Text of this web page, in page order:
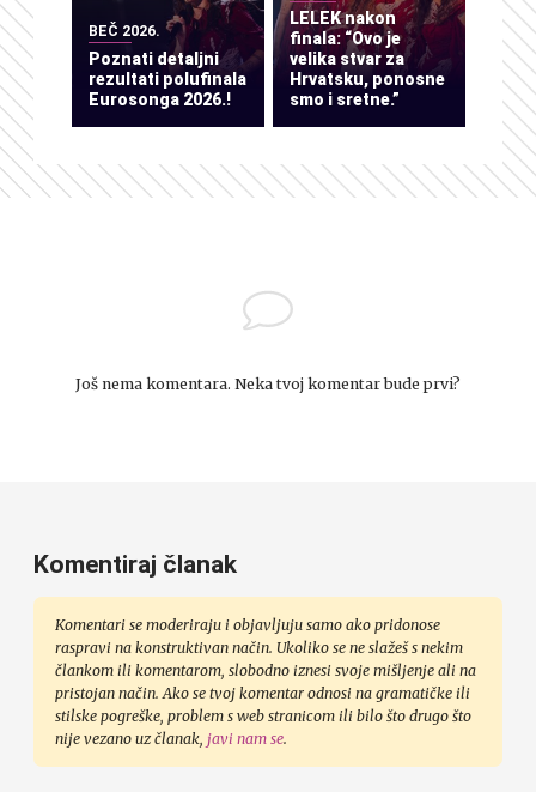
BEČ 2026.
Poznati detaljni
rezultati polufinala
Eurosonga 2026.!
LELEK nakon
finala: “Ovo je
velika stvar za
Hrvatsku, ponosne
smo i sretne.”
Još nema komentara. Neka tvoj komentar bude prvi?
Komentiraj članak
Komentari se moderiraju i objavljuju samo ako pridonose
raspravi na konstruktivan način. Ukoliko se ne slažeš s nekim
člankom ili komentarom, slobodno iznesi svoje mišljenje ali na
pristojan način. Ako se tvoj komentar odnosi na gramatičke ili
stilske pogreške, problem s web stranicom ili bilo što drugo što
nije vezano uz članak, javi nam se.